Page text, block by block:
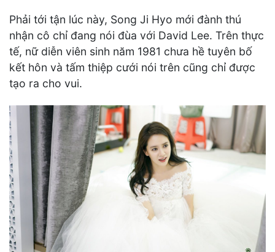
Phải tới tận lúc này, Song Ji Hyo mới đành thú
nhận cô chỉ đang nói đùa với David Lee. Trên thực
tế, nữ diễn viên sinh năm 1981 chưa hề tuyên bố
kết hôn và tấm thiệp cưới nói trên cũng chỉ được
tạo ra cho vui.